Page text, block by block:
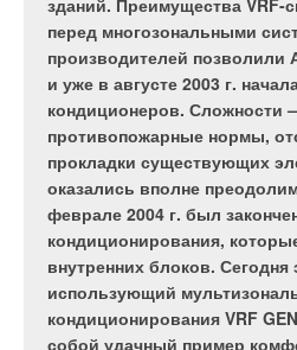
зданий. Преимущества VRF-
перед многозональными
производителей позволили
и уже в августе 2003 г.
кондиционеров. Сложности
противопожарные нормы,
прокладки существующих
оказались вполне
феврале 2004 г. был
кондиционирования,
внутренних блоков. Сегодня
использующий
кондиционирования VRF
собой удачный пример
VTSClimaпроизводит
экономить до 85% энергии.
энергоутилизации, такие как
рекуператоры, вращающиеся
теплообменники, обеспечивают
показатели и ощутимое
расходов. В отличие от
элементыVTSClima гарантируют
невозможность возврата
развивающейся отраслью, в
регулирования
неотъемлемый элемент,
обеспечения сбережения
находятся в зачаточном
все возрастающую
системах.
Рис. 1.